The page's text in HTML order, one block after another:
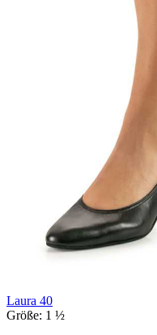
Laura 40
Größe: 1 ½